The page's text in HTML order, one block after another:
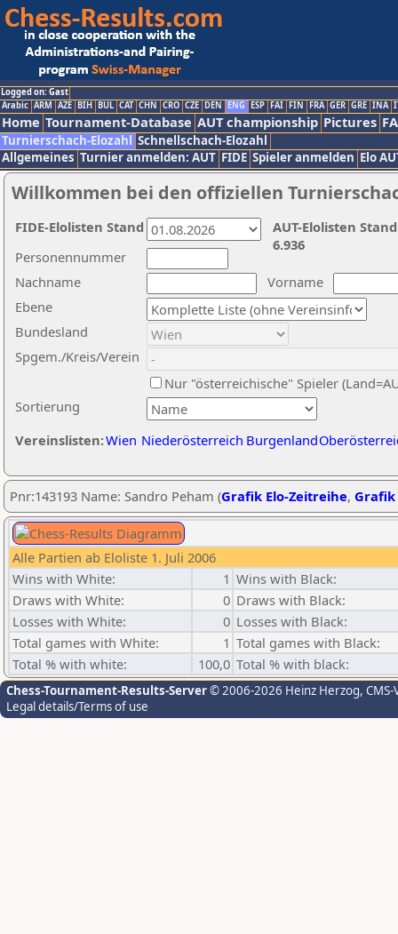
Logged on: Gast
Arabic ARM AZE BIH BUL CAT CHN CRO CZE DEN ENG ESP FAI FIN FRA GER GRE INA
Home Tournament-Database AUT championship Pictures
Turnierschach-Elozahl Schnellschach-Elozahl
Allgemeines Turnier anmelden: AUT FIDE Spieler anmelden Elo
Willkommen bei den offiziellen
Nachname
Vorname
Ebene
Sortierung
Personennummer
Bundesland
Spgem./Kreis/Verein
Nur "österreichische" Spieler
Vereinslisten:Wien Niederösterreich Burgenland
AUT-Elolisten
6.936
FIDE-Elolisten Stand
Pnr:143193 Name: Sandro Peham (Grafik Elo-Zeitreihe, Grafik
Alle Partien ab Eloliste 1. Juli 2006
Wins with White:
1 Wins with Black:
Draws with White:
0 Draws with Black:
Losses with White:
0 Losses with Black:
Total games with White:
1 Total games with Black:
Total % with white:
100,0 Total % with black:
Chess-Tournament-Results-Server© 2006-2026 Heinz Herzog,
Legal details/Terms of use